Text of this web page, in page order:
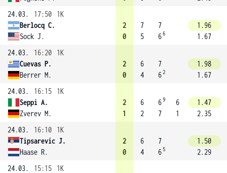
24.03.
17:50
1K
Berlocq C.
Sock J.
2
0
7
5
7
66
1.96
1.67
24.03.
16:20
1K
Cuevas P.
Berrer M.
2
0
6
4
7
62
1.98
1.67
24.03.
16:15
1K
Seppi A.
Zverev M.
2
1
6
2
69
7
6
1
1.47
2.35
24.03.
16:10
1K
Tipsarevic J.
Haase R.
2
0
6
4
7
6 5
1.50
2.29
24.03.
15:15
1K